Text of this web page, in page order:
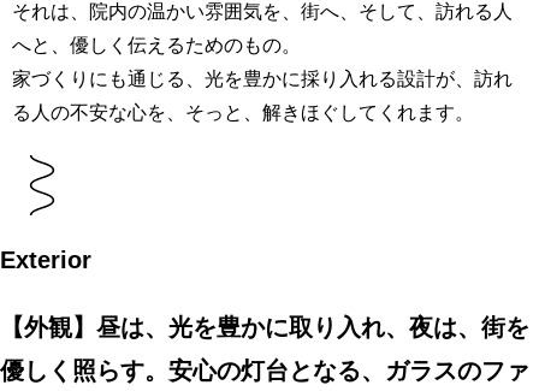
それは、院内の温かい雰囲気を、街へ、そして、訪れる人
へと、優しく伝えるためのもの。
家づくりにも通じる、光を豊かに採り入れる設計が、訪れ
る人の不安な心を、そっと、解きほぐしてくれます。
Exterior
【外観】昼は、光を豊かに取り入れ、夜は、街を
優しく照らす。安心の灯台となる、ガラスのファ